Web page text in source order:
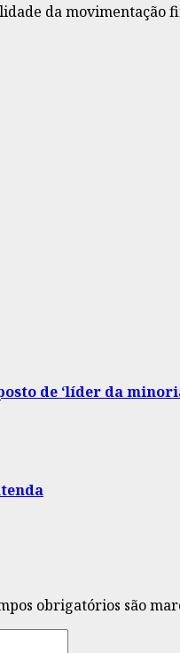
da
de ‘líder da
obrigatórios são